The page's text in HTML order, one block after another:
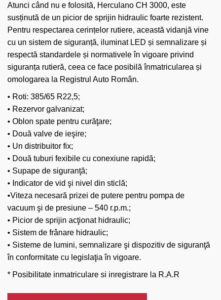
Atunci când nu e folosită, Herculano CH 3000, este
susținută de un picior de sprijin hidraulic foarte rezistent.
Pentru respectarea cerințelor rutiere, această vidanjă vine
cu un sistem de siguranță, iluminat LED și semnalizare și
respectă standardele și normativele în vigoare privind
siguranța rutieră, ceea ce face posibilă înmatricularea și
omologarea la Registrul Auto Român.
• Roti: 385/65 R22,5;
• Rezervor galvanizat;
• Oblon spate pentru curăţare;
• Două valve de ieşire;
• Un distribuitor fix;
• Două tuburi fexibile cu conexiune rapidă;
• Supape de siguranţă;
• Indicator de vid şi nivel din sticlă;
•Viteza necesară prizei de putere pentru pompa de
vacuum şi de presiune – 540 r.p.m.;
• Picior de sprijin acţionat hidraulic;
• Sistem de frânare hidraulic;
• Sisteme de lumini, semnalizare şi dispozitiv de siguranţă
în conformitate cu legislaţia în vigoare.
* Posibilitate inmatriculare si inregistrare la R.A.R